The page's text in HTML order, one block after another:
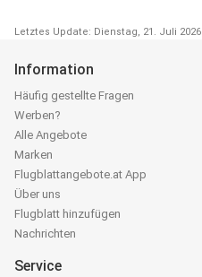
Letztes Update: Dienstag, 21. Juli 2026
Information
Häufig gestellte Fragen
Werben?
Alle Angebote
Marken
Flugblattangebote.at App
Über uns
Flugblatt hinzufügen
Nachrichten
Service